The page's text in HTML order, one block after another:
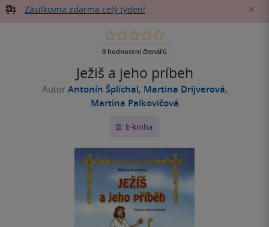
Zásilkovna zdarma celý týden!
Ježiš a jeho príbeh
Autor Antonín Šplíchal, Martina Drijverová,
Martina Palkovičová
E-kniha
0.0
5
0 hodnocení čtenářů